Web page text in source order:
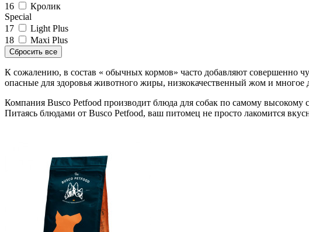
16
Кролик
Special
17
Light Plus
18
Maxi Plus
К сожалению, в состав « обычных кормов» часто добавляют совершенно
опасные для здоровья животного жиры, низкокачественный жом и многое
Компания Busco Petfood производит блюда для собак по самому высокому
Питаясь блюдами от Busco Petfood, ваш питомец не просто лакомится